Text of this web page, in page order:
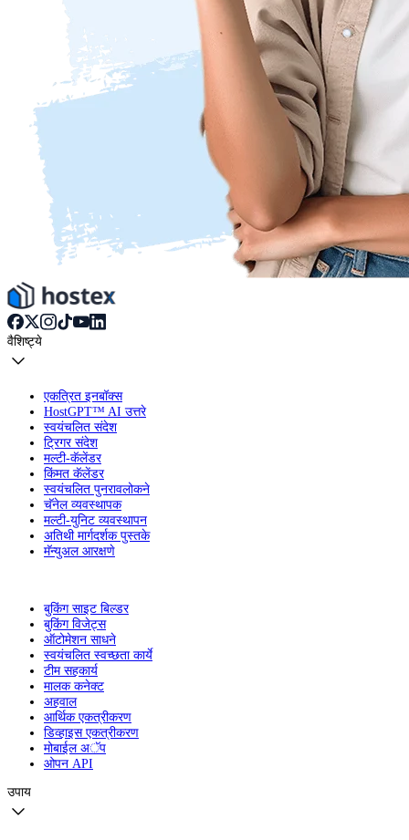
वैशिष्ट्ये
एकत्रित इनबॉक्स
HostGPT™ AI उत्तरे
स्वयंचलित संदेश
ट्रिगर संदेश
मल्टी-कॅलेंडर
किंमत कॅलेंडर
स्वयंचलित पुनरावलोकने
चॅनेल व्यवस्थापक
मल्टी-युनिट व्यवस्थापन
अतिथी मार्गदर्शक पुस्तके
मॅन्युअल आरक्षणे
बुकिंग साइट बिल्डर
बुकिंग विजेट्स
ऑटोमेशन साधने
स्वयंचलित स्वच्छता कार्ये
टीम सहकार्य
मालक कनेक्ट
अहवाल
आर्थिक एकत्रीकरण
डिव्हाइस एकत्रीकरण
मोबाईल अॅप
ओपन API
उपाय